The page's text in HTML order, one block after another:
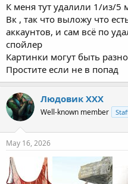
К меня тут удалили 1/из/5
Вк , так что выложу что
аккаунтов, и сам всё по
спойлер
Картинки могут быть
Простите если не в попад
Людовик ХХХ
Well-known member
May 16, 2026